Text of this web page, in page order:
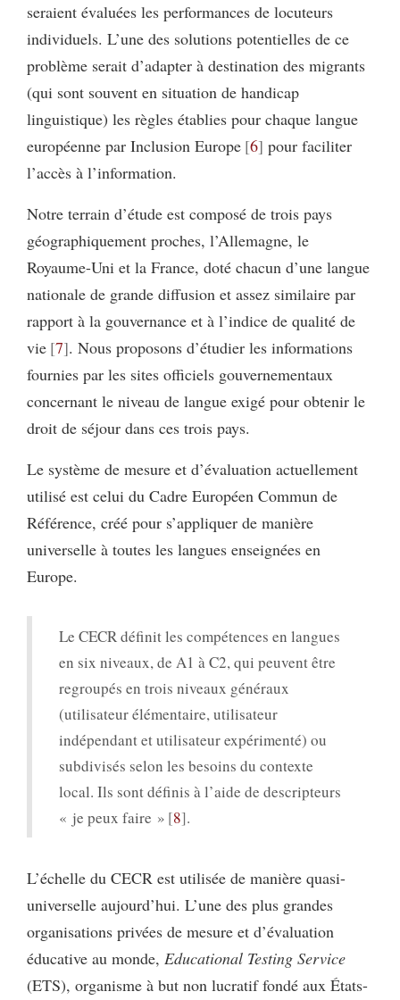
seraient évaluées les performances de locuteurs
individuels. L’une des solutions potentielles de ce
problème serait d’adapter à destination des migrants
(qui sont souvent en situation de handicap
linguistique) les règles établies pour chaque langue
européenne par Inclusion Europe 6 pour faciliter
l’accès à l’information.
Notre terrain d’étude est composé de trois pays
géographiquement proches, l’Allemagne, le
Royaume-Uni et la France, doté chacun d’une langue
nationale de grande diffusion et assez similaire par
rapport à la gouvernance et à l’indice de qualité de
vie 7 . Nous proposons d’étudier les informations
fournies par les sites officiels gouvernementaux
concernant le niveau de langue exigé pour obtenir le
droit de séjour dans ces trois pays.
Le système de mesure et d’évaluation actuellement
utilisé est celui du Cadre Européen Commun de
Référence, créé pour s’appliquer de manière
universelle à toutes les langues enseignées en
Europe.
Le CECR définit les compétences en langues
en six niveaux, de A1 à C2, qui peuvent être
regroupés en trois niveaux généraux
(utilisateur élémentaire, utilisateur
indépendant et utilisateur expérimenté) ou
subdivisés selon les besoins du contexte
local. Ils sont définis à l’aide de descripteurs
« je peux faire » 8 .
L’échelle du CECR est utilisée de manière quasi-
universelle aujourd’hui. L’une des plus grandes
organisations privées de mesure et d’évaluation
éducative au monde, Educational Testing Service
(ETS), organisme à but non lucratif fondé aux États-